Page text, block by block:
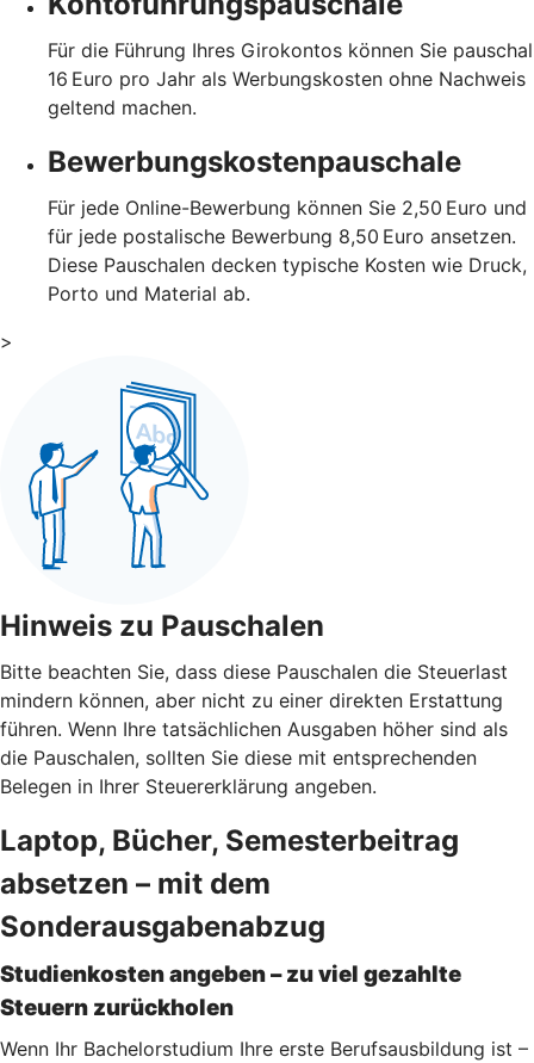
Für die Führung Ihres Girokontos können Sie pauschal
16 Euro pro Jahr als Werbungskosten ohne Nachweis
geltend machen.
Bewerbungskostenpauschale
Für jede Online-Bewerbung können Sie 2,50 Euro und
für jede postalische Bewerbung 8,50 Euro ansetzen.
Diese Pauschalen decken typische Kosten wie Druck,
Porto und Material ab.
>
Hinweis zu Pauschalen
Bitte beachten Sie, dass diese Pauschalen die Steuerlast
mindern können, aber nicht zu einer direkten Erstattung
führen. Wenn Ihre tatsächlichen Ausgaben höher sind als
die Pauschalen, sollten Sie diese mit entsprechenden
Belegen in Ihrer Steuererklärung angeben.
Laptop, Bücher, Semesterbeitrag
absetzen – mit dem
Sonderausgabenabzug
Studienkosten angeben – zu viel gezahlte
Steuern zurückholen
Wenn Ihr Bachelorstudium Ihre erste Berufsausbildung ist –